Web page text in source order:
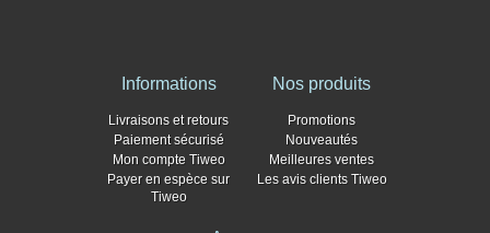
Informations
Livraisons et retours
Paiement sécurisé
Mon compte Tiweo
Payer en espèce sur
Tiweo
Nos produits
Promotions
Nouveautés
Meilleures ventes
Les avis clients Tiweo